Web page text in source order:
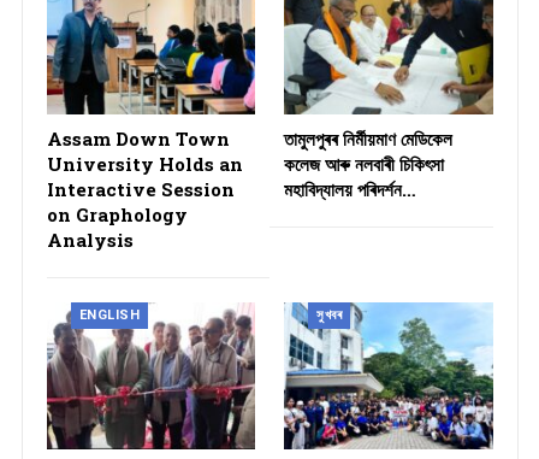
Assam Down Town
University Holds an
Interactive Session
on Graphology
Analysis
তামুলপুৰৰ নিৰ্মীয়মাণ মেডিকেল
কলেজ আৰু নলবাৰী চিকিৎসা
মহাবিদ্যালয় পৰিদৰ্শন…
ENGLISH সুখবৰ